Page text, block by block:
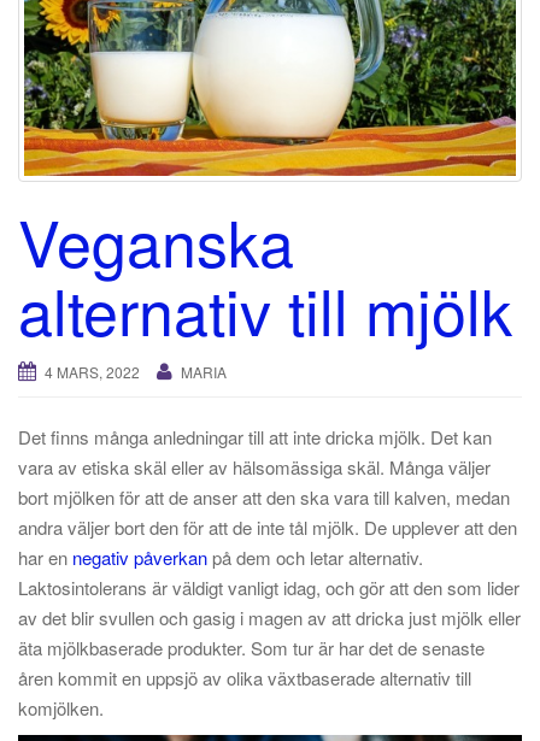
Veganska
alternativ till mjölk
4 MARS, 2022 MARIA
Det finns många anledningar till att inte dricka mjölk. Det kan
vara av etiska skäl eller av hälsomässiga skäl. Många väljer
bort mjölken för att de anser att den ska vara till kalven, medan
andra väljer bort den för att de inte tål mjölk. De upplever att den
har en negativ påverkanpå dem och letar alternativ.
Laktosintolerans är väldigt vanligt idag, och gör att den som lider
av det blir svullen och gasig i magen av att dricka just mjölk eller
äta mjölkbaserade produkter. Som tur är har det de senaste
åren kommit en uppsjö av olika växtbaserade alternativ till
komjölken.